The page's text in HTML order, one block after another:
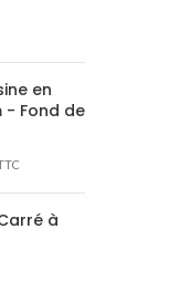
en
- Fond de
à